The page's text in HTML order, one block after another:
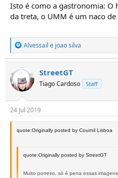
Isto é como a gastronomia:
da treta, o UMM é um naco
R
e
a
ç
õ
e
s
:
Alvessail e joao silva
StreetGT
Tiago Cardoso Staff
24 Jul 2019
quote:Originally posted by Cournil Lisboa
quote:Originally posted by StreetGT
Muito porreiro, só é pena essas